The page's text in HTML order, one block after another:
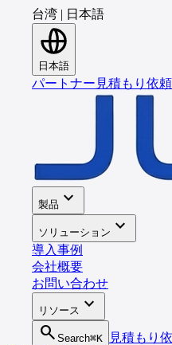
台湾 | 日本語
日本語
パートナー 見積もり依頼
製品 expand_more
ソリューション expand_more
導入事例
会社概要
お問い合わせ
リソース expand_more
search Search⌘K
見積もり